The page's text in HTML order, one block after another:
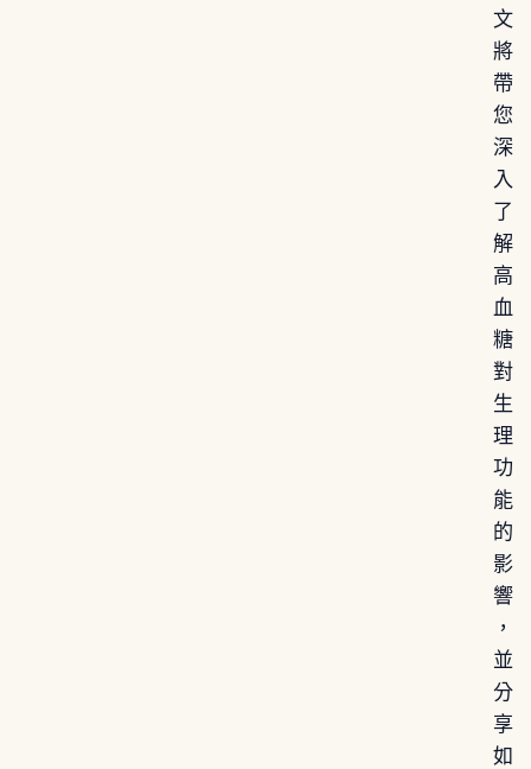
文
將
帶
您
深
入
了
解
高
血
糖
對
生
理
功
能
的
影
響
，
並
分
享
如